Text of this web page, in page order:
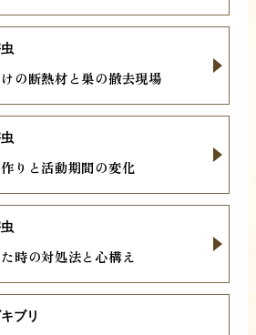
の断熱材と巣の撤去現場
りと活動期間の変化
時の対処法と心構え
ブリ